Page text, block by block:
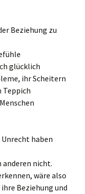
Beziehung zu
glücklich
ihr Scheitern
Teppich
haben
anderen nicht.
wäre also
Beziehung und